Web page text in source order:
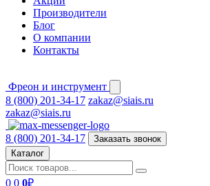
Производители
Блог
О компании
Контакты
Фреон и инструмент
8 (800) 201-34-17 zakaz@siais.ru
zakaz@siais.ru
8 (800) 201-34-17
Заказать звонок
Каталог
0 0 0₽